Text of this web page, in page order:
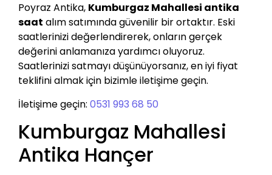
Poyraz Antika, Kumburgaz Mahallesi antika
saat alım satımında güvenilir bir ortaktır. Eski
saatlerinizi değerlendirerek, onların gerçek
değerini anlamanıza yardımcı oluyoruz.
Saatlerinizi satmayı düşünüyorsanız, en iyi fiyat
teklifini almak için bizimle iletişime geçin.
İletişime geçin: 0531 993 68 50
Kumburgaz Mahallesi
Antika Hançer